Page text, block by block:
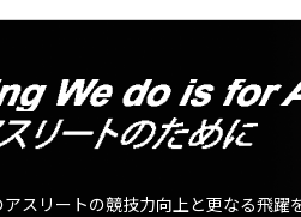
スリートの競技力向上と更なる飛躍